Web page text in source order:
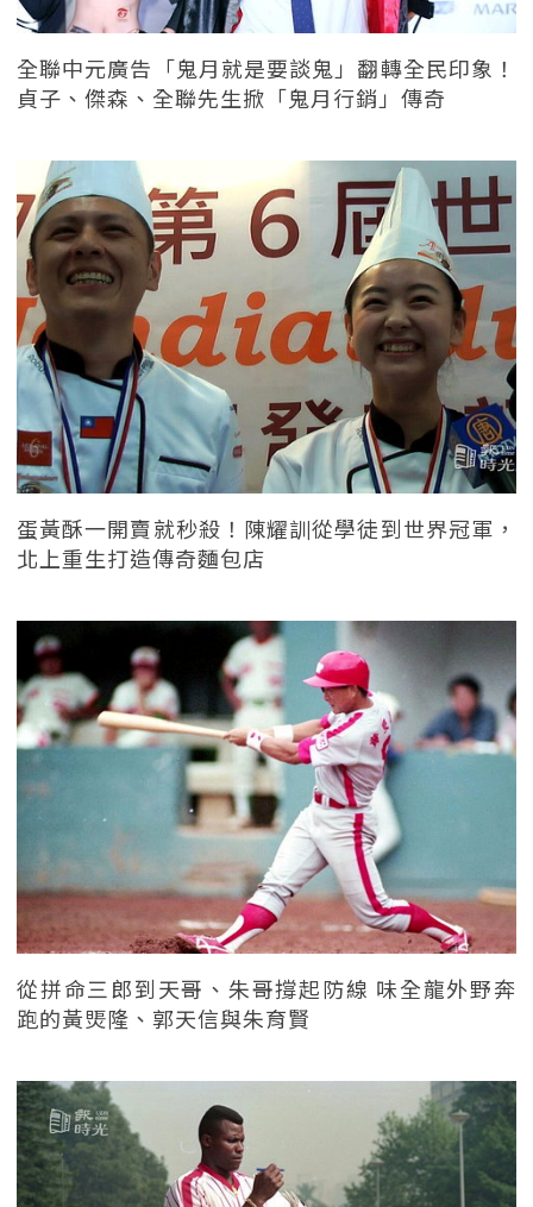
全聯中元廣告「鬼月就是要談鬼」翻轉全民印象！
貞子、傑森、全聯先生掀「鬼月行銷」傳奇
蛋黃酥一開賣就秒殺！陳耀訓從學徒到世界冠軍，
北上重生打造傳奇麵包店
從拼命三郎到天哥、朱哥撐起防線 味全龍外野奔
跑的黃煚隆、郭天信與朱育賢